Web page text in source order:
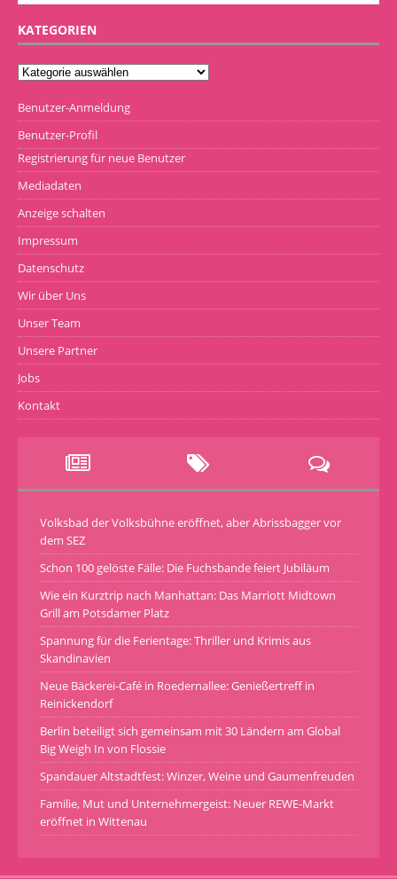
KATEGORIEN
Benutzer-Anmeldung
Benutzer-Profil
Registrierung für neue Benutzer
Mediadaten
Anzeige schalten
Impressum
Datenschutz
Wir über Uns
Unser Team
Unsere Partner
Jobs
Kontakt
Volksbad der Volksbühne eröffnet, aber Abrissbagger vor
dem SEZ
Schon 100 gelöste Fälle: Die Fuchsbande feiert Jubiläum
Wie ein Kurztrip nach Manhattan: Das Marriott Midtown
Grill am Potsdamer Platz
Spannung für die Ferientage: Thriller und Krimis aus
Skandinavien
Neue Bäckerei-Café in Roedernallee: Genießertreff in
Reinickendorf
Berlin beteiligt sich gemeinsam mit 30 Ländern am Global
Big Weigh In von Flossie
Spandauer Altstadtfest: Winzer, Weine und Gaumenfreuden
Familie, Mut und Unternehmergeist: Neuer REWE-Markt
eröffnet in Wittenau